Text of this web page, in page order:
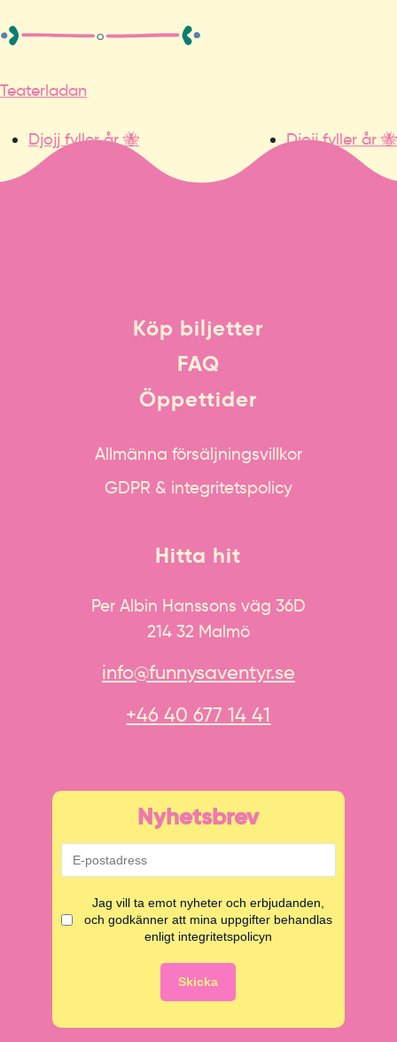
Teaterladan
Djojj fyller år 🐝 Djojj fyller år 🐝
Köp biljetter
FAQ
Öppettider
Allmänna försäljningsvillkor
GDPR & integritetspolicy
Hitta hit
Per Albin Hanssons väg 36D
214 32 Malmö
info@funnysaventyr.se
+46 40 677 14 41
Nyhetsbrev
Jag vill ta emot nyheter och erbjudanden,
och godkänner att mina uppgifter behandlas
enligt integritetspolicyn
Skicka